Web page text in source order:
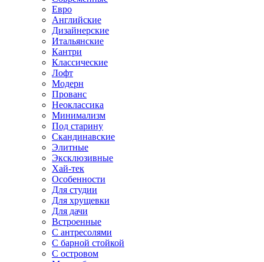
Евро
Английские
Дизайнерские
Итальянские
Кантри
Классические
Лофт
Модерн
Прованс
Неоклассика
Минимализм
Под старину
Скандинавские
Элитные
Эксклюзивные
Хай-тек
Особенности
Для студии
Для хрущевки
Для дачи
Встроенные
С антресолями
С барной стойкой
С островом